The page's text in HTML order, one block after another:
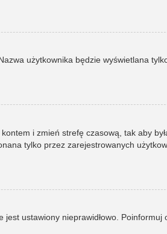
użytkownika będzie wyświetlana
i zmień strefę czasową, tak aby
tylko przez zarejestrowanych
ustawiony nieprawidłowo. Poinformuj